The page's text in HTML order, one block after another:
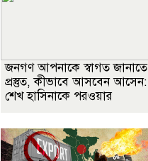
জনগণ আপনাকে স্বাগত জানাতে
প্রস্তুত, কীভাবে আসবেন আসেন:
শেখ হাসিনাকে পরওয়ার